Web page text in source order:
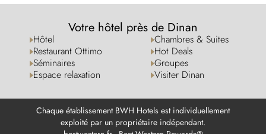
Votre hôtel près de Dinan
Hôtel
Chambres & Suites
Restaurant Ottimo
Hot Deals
Séminaires
Groupes
Espace relaxation
Visiter Dinan
Chaque établissement BWH Hotels est individuellement
exploité par un propriétaire indépendant.